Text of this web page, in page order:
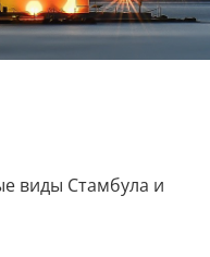
виды Стамбула и